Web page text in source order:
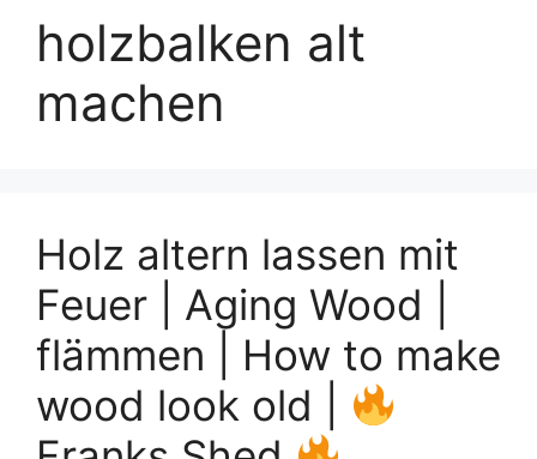
holzbalken alt
machen
Holz altern lassen mit
Feuer | Aging Wood |
flämmen | How to make
wood look old |